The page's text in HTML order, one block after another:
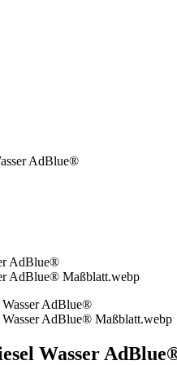
AdBlue®
Wasser